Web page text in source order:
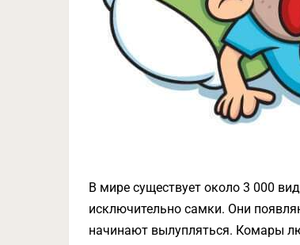
В мире существует около 3 000
исключительно самки. Они
начинают вылупляться. Комары